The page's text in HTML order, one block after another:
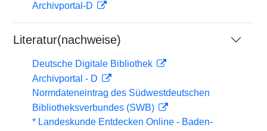
Archivportal-D
Literatur(nachweise)
Deutsche Digitale Bibliothek
Archivportal - D
Normdateneintrag des Südwestdeutschen
Bibliotheksverbundes (SWB)
* Landeskunde Entdecken Online - Baden-